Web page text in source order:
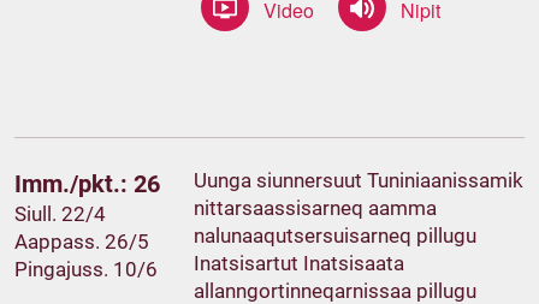
Imm./pkt.: 26
Siull. 22/4
Aappass. 26/5
Pingajuss. 10/6
Uunga siunnersuut Tuniniaanissamik
nittarsaassisarneq aamma
nalunaaqutsersuisarneq pillugu
Inatsisartut Inatsisaata
allanngortinneqarnissaa pillugu